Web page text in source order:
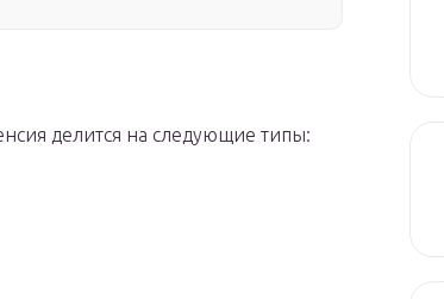
делится на следующие типы: